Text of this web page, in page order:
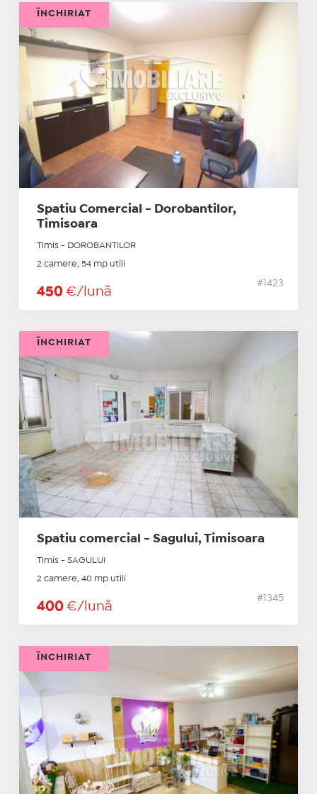
Spatiu Comercial - Dorobantilor,
Timisoara
Timis - DOROBANTILOR
2 camere, 54 mp utili
450 €/lună
#1423
ÎNCHIRIAT
Spatiu comercial - Sagului, Timisoara
Timis - SAGULUI
2 camere, 40 mp utili
400 €/lună
#1345
ÎNCHIRIAT
ÎNCHIRIAT